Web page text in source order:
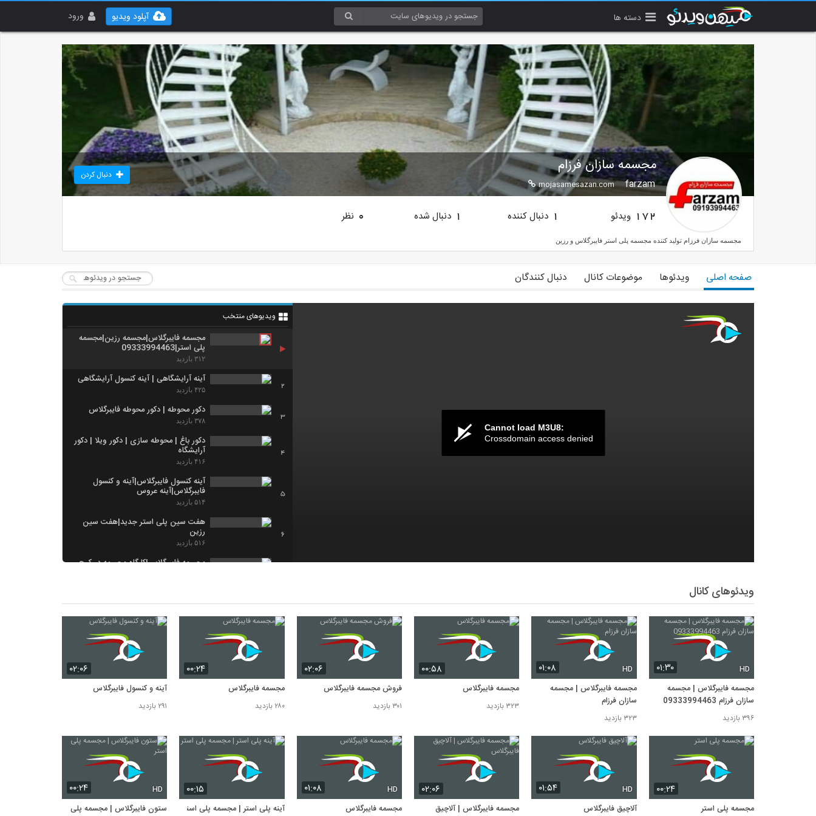
دسته ها ورود آپلود ویدیو
مجسمه سازان فرزام
farzam
mojasamesazan.com
دنبال کردن
172 ویدئو 1 دنبال کننده 1 دنبال شده 0 نظر
مجسمه سازان فرزام تولید کننده مجسمه پلی استر فایبرگلاس و رزین
صفحه اصلی ویدئوها موضوعات کانال دنبال کنندگان
Cannot load M3U8:
Crossdomain access denied
ویدیوهای منتخب
مجسمه فایبرگلاس|مجسمه رزین|مجسمه
پلی استر|09333994463
۳۱۲ بازدید
2
آینه آرایشگاهی | آینه کنسول آرایشگاهی
۴۲۵ بازدید
3
دکور محوطه | دکور محوطه فایبرگلاس
۳۷۸ بازدید
4
دکور باغ | محوطه سازی | دکور ویلا | دکور
آرایشگاه
۴۱۶ بازدید
5
آینه کنسول فایبرگلاس|آینه و کنسول
فایبرگلاس|آینه عروس
۵۱۴ بازدید
6
هفت سین پلی استر جدید|هفت سین
رزین
۵۱۶ بازدید
مجسمه فایبرگلاس|کارگاه مجسمه در کرج
۱,۱۷۸ بازدید
ویدئوهای کانال
۰۱:۳۰ HD
مجسمه فایبرگلاس | مجسمه
سازان فرزام 09333994463
۳۹۶ بازدید
۰۱:۰۸ HD
مجسمه فایبرگلاس | مجسمه
سازان فرزام
۳۲۳ بازدید
۰۰:۵۸
مجسمه فایبرگلاس
۳۲۳ بازدید
۰۲:۰۶
فروش مجسمه فایبرگلاس
۳۰۱ بازدید
۰۰:۲۴
مجسمه فایبرگلاس
۲۸۰ بازدید
۰۲:۰۶
آینه و کنسول فایبرگلاس
۲۹۱ بازدید
۰۰:۲۴
مجسمه پلی استر
۰۱:۵۴ HD
آلاچیق فایبرگلاس
۰۲:۰۶
مجسمه فایبرگلاس | آلاچیق
۰۱:۰۸ HD
مجسمه فایبرگلاس
۰۰:۱۵
آینه پلی استر | مجسمه پلی استر
۰۰:۲۴ HD
ستون فایبرگلاس | مجسمه پلی